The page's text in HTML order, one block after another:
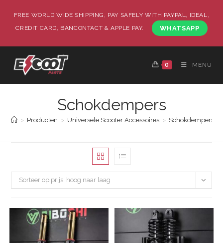
FREE WORLD WIDE SHIPPING, PAY SAFELY WITH PAYPAL, IDEAL,
CREDIT CARD, BANCONTACT & APPLE PAY.
WHATSAPP
0 MENU
Schokdempers
> Producten > Universele Scooter Accessoires > Schokdempers
Sorteer op prijs: hoog naar laag